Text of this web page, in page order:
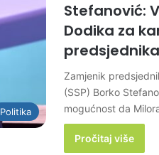
Politika
Stefanović:
Dodika za
Zamjenik
(SSP) Borko
mogućnost da
Pročitaj više